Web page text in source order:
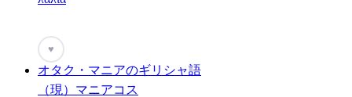
♥
オタク・マニアのギリシャ語
（現）マニアコス